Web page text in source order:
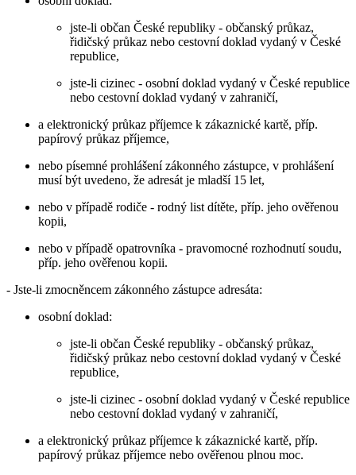
jste-li občan České republiky - občanský průkaz,
řidičský průkaz nebo cestovní doklad vydaný v České
republice,
jste-li cizinec - osobní doklad vydaný v České republice
nebo cestovní doklad vydaný v zahraničí,
a elektronický průkaz příjemce k zákaznické kartě, příp.
papírový průkaz příjemce,
nebo písemné prohlášení zákonného zástupce, v prohlášení
musí být uvedeno, že adresát je mladší 15 let,
nebo v případě rodiče - rodný list dítěte, příp. jeho ověřenou
kopii,
nebo v případě opatrovníka - pravomocné rozhodnutí soudu,
příp. jeho ověřenou kopii.
- Jste-li zmocněncem zákonného zástupce adresáta:
osobní doklad:
jste-li občan České republiky - občanský průkaz,
řidičský průkaz nebo cestovní doklad vydaný v České
republice,
jste-li cizinec - osobní doklad vydaný v České republice
nebo cestovní doklad vydaný v zahraničí,
a elektronický průkaz příjemce k zákaznické kartě, příp.
papírový průkaz příjemce nebo ověřenou plnou moc.